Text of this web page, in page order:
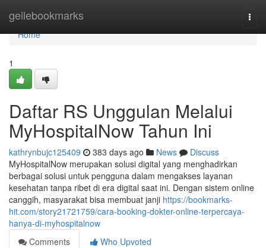
geilebookmarks
Home
Home
1
Daftar RS Unggulan Melalui
MyHospitalNow Tahun Ini
kathrynbujc125409 383 days ago News
Discuss
MyHospitalNow merupakan solusi digital yang menghadirkan
berbagai solusi untuk pengguna dalam mengakses layanan
kesehatan tanpa ribet di era digital saat ini. Dengan sistem online
canggih, masyarakat bisa membuat janji https://bookmarks-
hit.com/story21721759/cara-booking-dokter-online-terpercaya-
hanya-di-myhospitalnow
Comments
Who Upvoted